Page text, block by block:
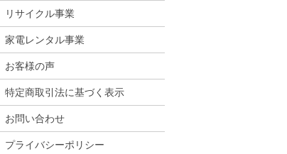
リサイクル事業
家電レンタル事業
お客様の声
特定商取引法に基づく表示
お問い合わせ
プライバシーポリシー